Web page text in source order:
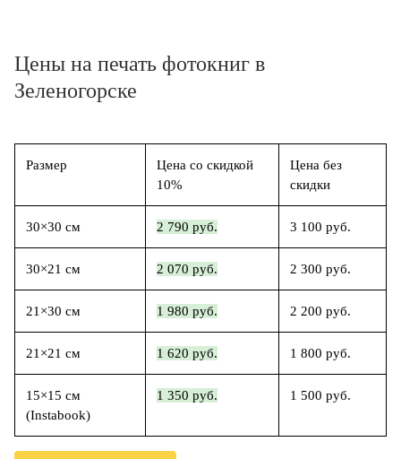
Цены на печать фотокниг в
Зеленогорске
Размер
Цена со скидкой
10%
Цена без
скидки
30×30 см 2 790 руб. 3 100 руб.
30×21 см 2 070 руб. 2 300 руб.
21×30 см 1 980 руб. 2 200 руб.
21×21 см 1 620 руб. 1 800 руб.
15×15 см
(Instabook)
1 350 руб. 1 500 руб.